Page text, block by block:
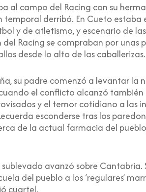
al campo del Racing con su
derribó. En Cueto estaba
y de atletismo, y escenario de
Racing se compraban por unas
desde lo alto de las caballerizas.
su padre comenzó a levantar la
el conflicto alcanzó
y el temor cotidiano a las
esconderse tras los
de la actual farmacia del
avanzó sobre
del pueblo a los ‘regulares’
cuartel.